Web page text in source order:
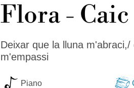
Flora - Caic
Deixar que la lluna
m'empassi
Piano